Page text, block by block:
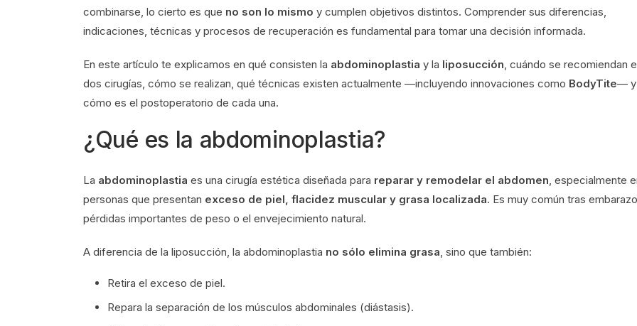
combinarse, lo cierto es que no son lo mismo y cumplen objetivos distintos. Comprender sus diferencias,
indicaciones, técnicas y procesos de recuperación es fundamental para tomar una decisión informada.
En este artículo te explicamos en qué consisten la abdominoplastia y la liposucción, cuándo se recomiendan
dos cirugías, cómo se realizan, qué técnicas existen actualmente —incluyendo innovaciones como BodyTite— y
cómo es el postoperatorio de cada una.
¿Qué es la abdominoplastia?
La abdominoplastia es una cirugía estética diseñada para reparar y remodelar el abdomen, especialmente
personas que presentan exceso de piel, flacidez muscular y grasa localizada. Es muy común tras
pérdidas importantes de peso o el envejecimiento natural.
A diferencia de la liposucción, la abdominoplastia no sólo elimina grasa, sino que también:
Retira el exceso de piel.
Repara la separación de los músculos abdominales (diástasis).